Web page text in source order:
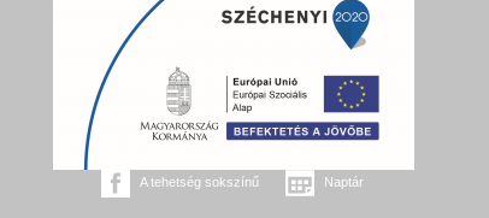
A tehetség sokszínű Naptár